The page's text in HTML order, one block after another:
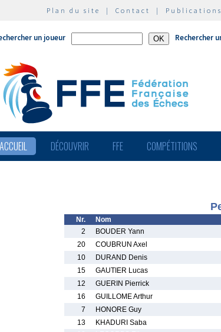
Plan du site | Contact | Publications
un joueur Rechercher
ACCUEIL DÉCOUVRIR FFE COMPÉTITIONS
Nr. Nom
2
BOUDER Yann
20
COUBRUN Axel
10
DURAND Denis
15
GAUTIER Lucas
12
GUERIN Pierrick
16
GUILLOME Arthur
7
HONORE Guy
13
KHADURI Saba